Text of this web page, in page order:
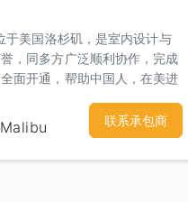
于美国洛杉矶，是室内设计与
，同多方广泛顺利协作，完成
面开通，帮助中国人，在美进
。我们的服务分为设计与相关
筑设计，室内装修设计，景观
区规划设计，商业娱乐中心规
联系承包商